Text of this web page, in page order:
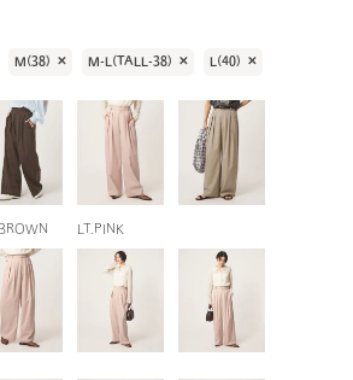
M(38) ✕ M-L(TALL-38) ✕ L(40) ✕
LT.PINK